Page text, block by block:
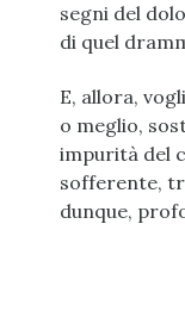
segni del
di quel
E, allora,
o meglio,
impurità del
sofferente,
dunque,